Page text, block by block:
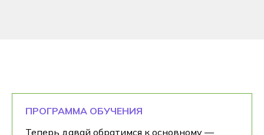
ПРОГРАММА ОБУЧЕНИЯ
Теперь давай обратимся к основному —